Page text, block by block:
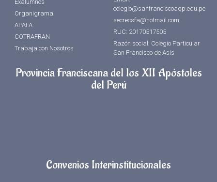
Exalumnos
Organigrama
APAFA
COTRAFRAN
Trabaja con Nosotros
colegio@sanfranciscoaqp.edu.pe
secrecsfa@hotmail.com
RUC: 20170517505
Razón social: Colegio Particular
San Francisco de Asis
Provincia Franciscana del los XII Apóstoles
del Perú
Convenios Interinstitucionales